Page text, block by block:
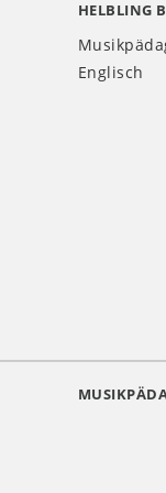
HELBLING
Englisch